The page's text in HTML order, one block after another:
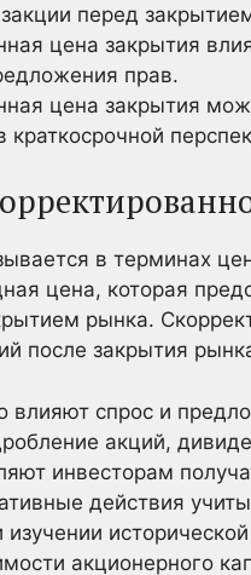
перед
цена закрытия
прав.
цена закрытия
в терминах
цена, которая
рынка.
после закрытия
влияют спрос и
акций,
инвесторам
действия
акционерного